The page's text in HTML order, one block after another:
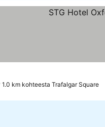
1.0 km kohteesta Trafalgar Square